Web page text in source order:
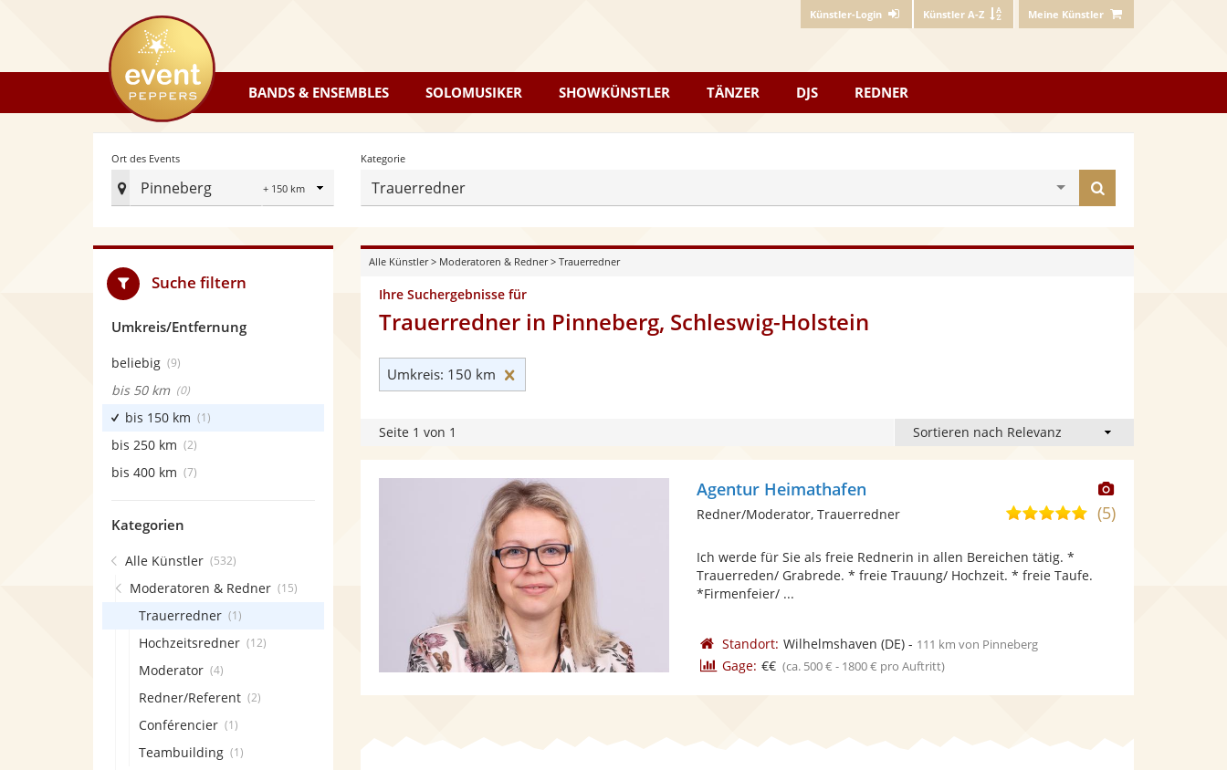
Künstler-Login Künstler A-Z Meine Künstler
eventpeppers
BANDS & ENSEMBLES SOLOMUSIKER SHOWKÜNSTLER TÄNZER DJS REDNER
Ort des Events
Pinneberg
Radius
Ort
Events
festlegen
Kategorie
Trauerredner
finden
Alle Künstler> Moderatoren & Redner> Trauerredner
Ihre Suchergebnisse für
Trauerredner in Pinneberg, Schleswig-Holstein
Umkreis: 150 km
Seite 1 von 1
Dieser
Künstler
Agentur Heimathafen
5,0
Sternen
(5)
Redner/Moderator, Trauerredner
Ich werde für Sie als freie Rednerin in allen Bereichen tätig. *
Trauerreden/ Grabrede. * freie Trauung/ Hochzeit. * freie Taufe.
*Firmenfeier/ ...
Standort: Wilhelmshaven (DE)- 111 km von Pinneberg
Gage: €€ (ca. 500 € - 1800 € pro Auftritt)
Suche filtern
Umkreis/Entfernung
beliebig (9)
bis 50 km (0)
bis 150 km (1)
bis 250 km (2)
bis 400 km (7)
Kategorien
Alle Künstler (532)
Moderatoren & Redner (15)
Trauerredner (1)
Hochzeitsredner (12)
Moderator (4)
Redner/Referent (2)
Conférencier (1)
Teambuilding (1)